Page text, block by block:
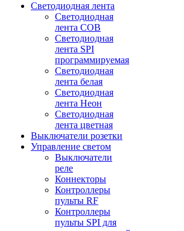
Светодиодная лента
Светодиодная
лента COB
Светодиодная
лента SPI
программируемая
Светодиодная
лента белая
Светодиодная
лента Неон
Светодиодная
лента цветная
Выключатели розетки
Управление светом
Выключатели
реле
Коннекторы
Контроллеры
пульты RF
Контроллеры
пульты SPI для